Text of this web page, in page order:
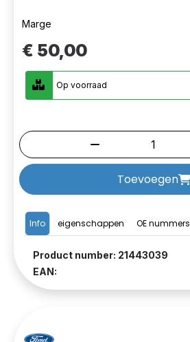
Info eigenschappen OE nummers
Product number: 21443039
EAN:
Marge
€ 50,00
Op voorraad
Toevoegen